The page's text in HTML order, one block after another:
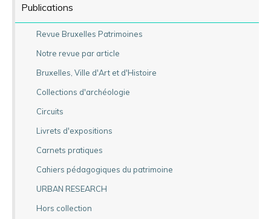
Publications
Revue Bruxelles Patrimoines
Notre revue par article
Bruxelles, Ville d'Art et d'Histoire
Collections d'archéologie
Circuits
Livrets d'expositions
Carnets pratiques
Cahiers pédagogiques du patrimoine
URBAN RESEARCH
Hors collection